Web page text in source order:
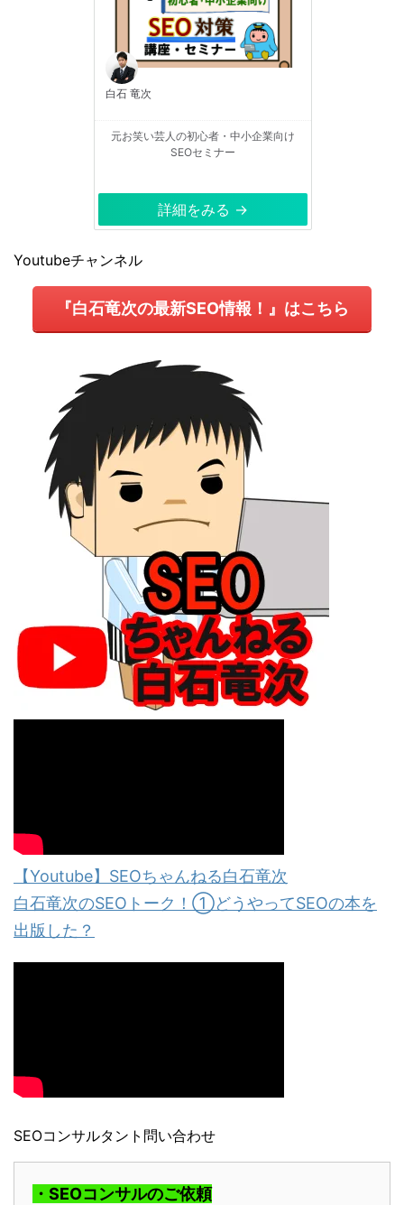
白石 竜次
元お笑い芸人の初心者・中小企業向け
SEOセミナー
詳細をみる →
Youtubeチャンネル
『白石竜次の最新SEO情報！』はこちら
【Youtube】SEOちゃんねる白石竜次
白石竜次のSEOトーク！①どうやってSEOの本を
出版した？
SEOコンサルタント問い合わせ
・SEOコンサルのご依頼